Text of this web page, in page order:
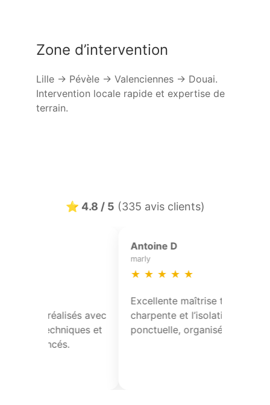
Zone d’intervention
Lille → Pévèle → Valenciennes → Douai.
Intervention locale rapide et expertise de
terrain.
⭐ 4.8 / 5 (335 avis clients)
Réfection partielle de toiture avec
pose de solins et contrôle des
points singuliers. Travail propre et
conforme.
Réfection
pose de
points